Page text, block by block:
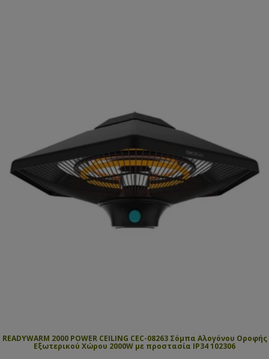
READYWARM 2000 POWER CEILING CEC-08263 Σόμπα Αλογόνου Οροφής
Εξωτερικού Χώρου 2000W με προστασία IP34 102306